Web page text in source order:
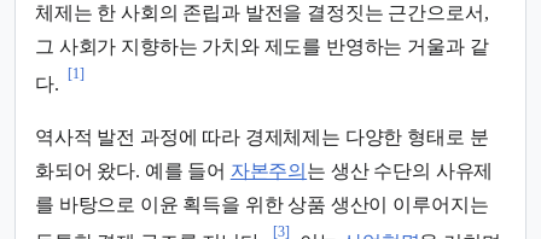
체제는 한 사회의 존립과 발전을 결정짓는 근간으로서,
그 사회가 지향하는 가치와 제도를 반영하는 거울과 같
다.
[1]
역사적 발전 과정에 따라 경제체제는 다양한 형태로 분
화되어 왔다. 예를 들어 자본주의 는 생산 수단의 사유제
를 바탕으로 이윤 획득을 위한 상품 생산이 이루어지는
[3]